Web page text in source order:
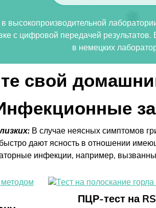
высокопроизводительной
с цифровой передачей
в немецких
свой
В случае неясных симптомов
дают ясность в отношении
инфекции, например,
ПЦР-тест на